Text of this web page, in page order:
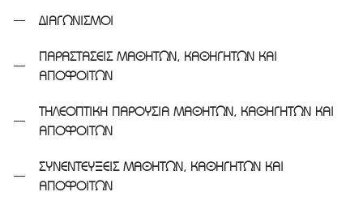
ΔΙΑΓΩΝΙΣΜΟΙ
ΠΑΡΑΣΤΑΣΕΙΣ ΜΑΘΗΤΩΝ, ΚΑΘΗΓΗΤΩΝ ΚΑΙ
ΑΠΟΦΟΙΤΩΝ
ΤΗΛΕΟΠΤΙΚΗ ΠΑΡΟΥΣΙΑ ΜΑΘΗΤΩΝ, ΚΑΘΗΓΗΤΩΝ ΚΑΙ
ΑΠΟΦΟΙΤΩΝ
ΣΥΝΕΝΤΕΥΞΕΙΣ ΜΑΘΗΤΩΝ, ΚΑΘΗΓΗΤΩΝ ΚΑΙ
ΑΠΟΦΟΙΤΩΝ